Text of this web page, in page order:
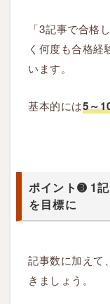
0
0
字
度
に
1.4
イ
ン
「3記事で合格
く何度も合格経
います。
基本的には5～
ポイント➌ 1
を目標に
記事数に加えて
きましょう。